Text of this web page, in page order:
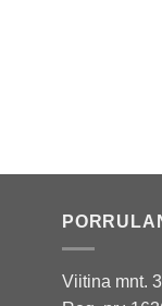
Viitina mnt.